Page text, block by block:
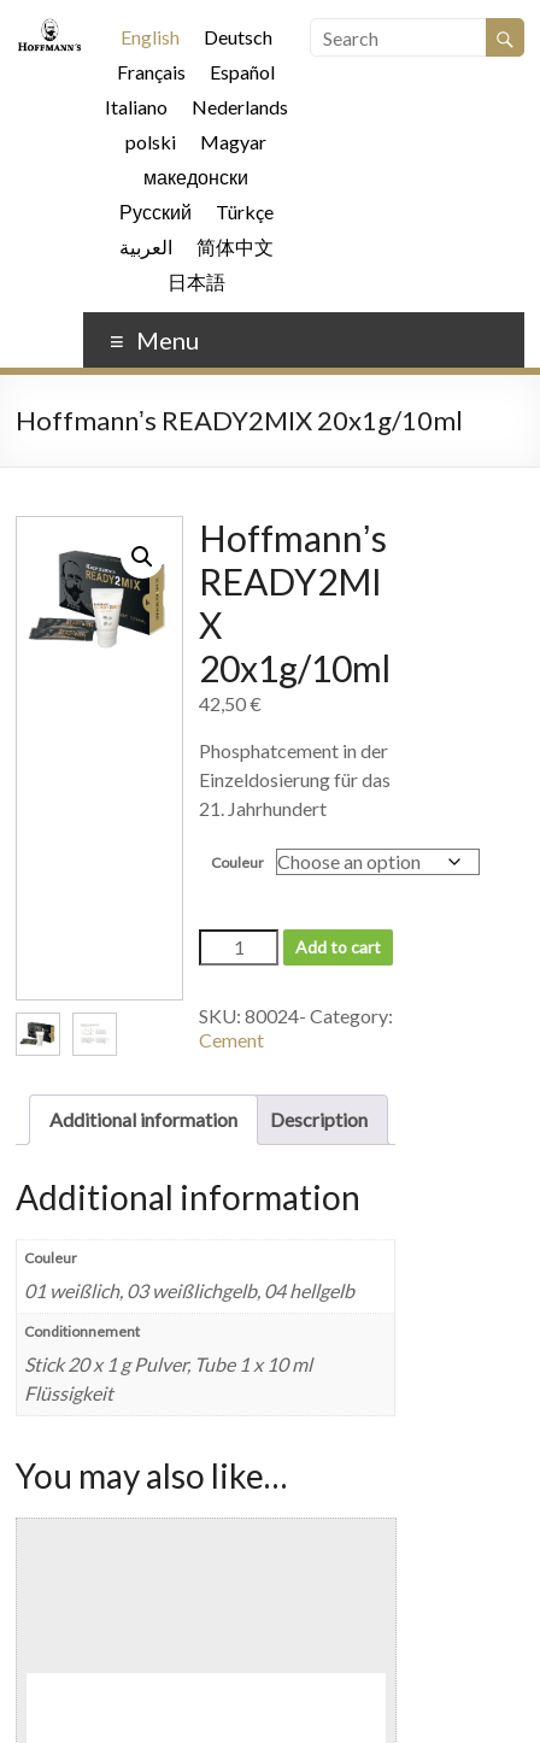
English
Deutsch
Français
Español
Italiano
Nederlands
polski
Magyar
македонски
Русский
Türkçe
العربية
简体中文
日本語
Menu
Hoffmannʼs READY2MIX 20x1g/10ml
Hoffmannʼs
READY2MI
X
20x1g/10ml
42,50€
Phosphatcement in der
Einzeldosierung für das
21. Jahrhundert
Couleur
Add to cart
SKU:80024- Category:
Cement
Additional information Description
Additional information
Couleur
01 weißlich, 03 weißlichgelb, 04 hellgelb
Conditionnement
Stick 20 x 1 g Pulver, Tube 1 x 10 ml
Flüssigkeit
You may also like…